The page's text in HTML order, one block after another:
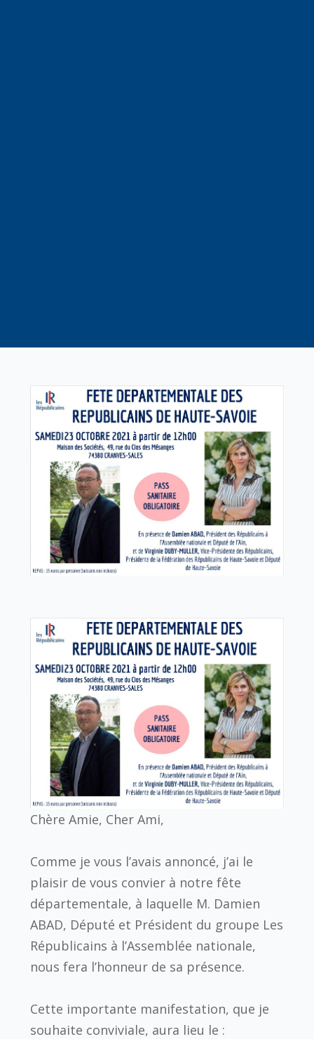
Chère Amie, Cher Ami,
Comme je vous l’avais annoncé, j’ai le
plaisir de vous convier à notre fête
départementale, à laquelle M. Damien
ABAD, Député et Président du groupe Les
Républicains à l’Assemblée nationale,
nous fera l’honneur de sa présence.
Cette importante manifestation, que je
souhaite conviviale, aura lieu le :